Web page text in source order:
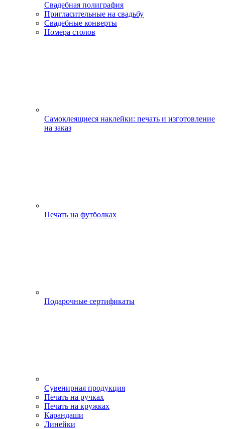
Свадебная полиграфия
Пригласительные на свадьбу
Свадебные конверты
Номера столов
Самоклеящиеся наклейки: печать и изготовление
на заказ
Печать на футболках
Подарочные сертификаты
Сувенирная продукция
Печать на ручках
Печать на кружках
Карандаши
Линейки